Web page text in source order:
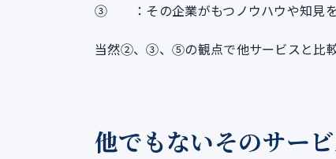
③ ：その企業がもつノウハウや知見を
当然②、③、⑤の観点で他サービスと比較
他でもないそのサー